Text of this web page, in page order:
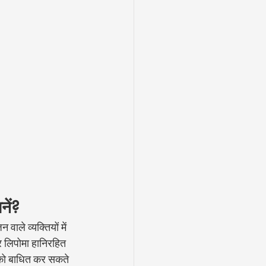
वाले व्यक्तियों में
हानिरहित
बाधित कर सकते